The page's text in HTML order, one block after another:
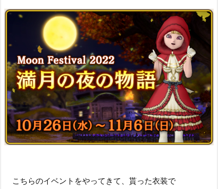
こちらのイベントをやってきて、貰った衣装で